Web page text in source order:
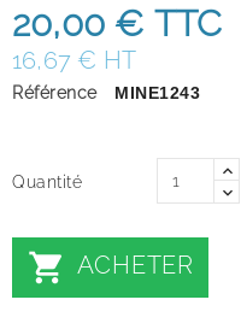
20,00 € TTC
16,67 € HT
Référence MINE1243
Quantité
 ACHETER